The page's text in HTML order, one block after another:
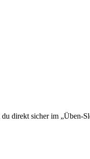
direkt sicher im „Üben-